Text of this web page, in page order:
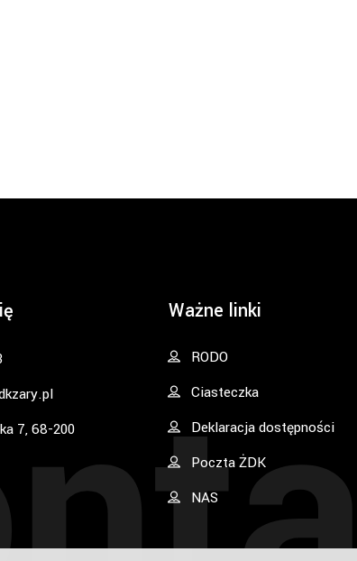
7, 68-200
Ważne linki
RODO
Ciasteczka
Deklaracja dostępności
Poczta ŻDK
NAS